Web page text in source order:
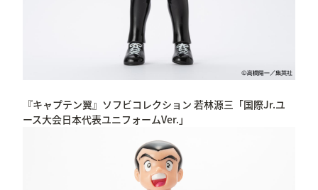
『キャプテン翼』ソフビコレクション 若林源三「国際Jr.ユ
ース大会日本代表ユニフォームVer.」